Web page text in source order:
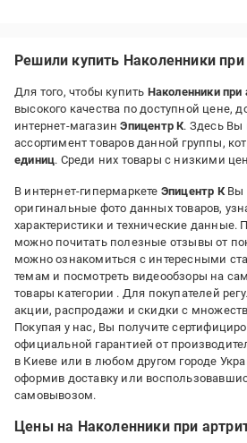
Решили купить Наколенники при
Для того, чтобы купить Наколенники при
высокого качества по доступной цене,
интернет-магазинЭпицентр К. Здесь Вы
ассортимент товаров данной группы,
единиц. Среди них товары с низкими
В интернет-гипермаркете Эпицентр КВы
оригинальные фото данных товаров,
характеристики и технические данные.
можно почитать полезные отзывы от
можно ознакомиться с интересными
темам и посмотреть видеообзоры на
товары категории . Для покупателей
акции, распродажи и скидки с
Покупая у нас, Вы получите
официальной гарантией от
в Киеве или в любом другом городе
оформив доставку или
самовывозом.
Цены на Наколенники при